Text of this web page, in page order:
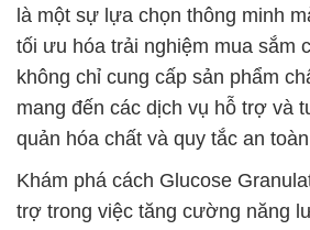
là một sự lựa chọn thông minh
tối ưu hóa trải nghiệm mua sắm
không chỉ cung cấp sản phẩm
mang đến các dịch vụ hỗ trợ và
quản hóa chất và quy tắc an
Khám phá cách Glucose
trợ trong việc tăng cường năng